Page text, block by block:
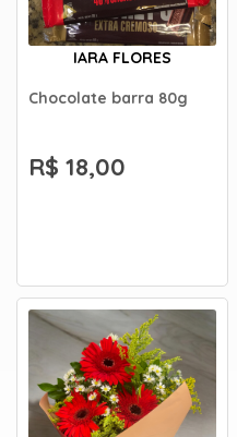
IARA FLORES
Chocolate barra 80g
R$ 18,00